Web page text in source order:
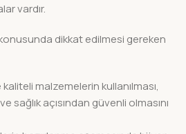
vardır.
dikkat edilmesi gereken
malzemelerin kullanılması,
sağlık açısından güvenli olmasını